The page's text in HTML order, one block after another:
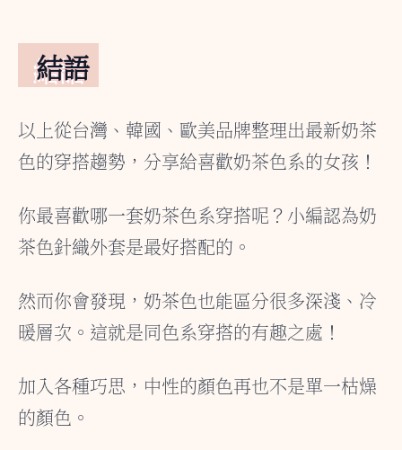
結語
以上從台灣、韓國、歐美品牌整理出最新奶茶
色的穿搭趨勢，分享給喜歡奶茶色系的女孩！
你最喜歡哪一套奶茶色系穿搭呢？小編認為奶
茶色針織外套是最好搭配的。
然而你會發現，奶茶色也能區分很多深淺、冷
暖層次。這就是同色系穿搭的有趣之處！
加入各種巧思，中性的顏色再也不是單一枯燥
的顏色。